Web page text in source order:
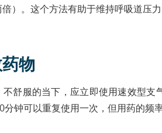
倍）。这个方法有助于维持呼吸道
物
舒服的当下，应立即使用速效型
钟可以重复使用一次，但用药的频